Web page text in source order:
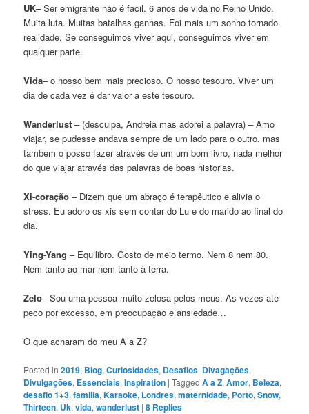
UK– Ser emigrante não é facil. 6 anos de vida no Reino Unido.
Muita luta. Muitas batalhas ganhas. Foi mais um sonho tornado
realidade. Se conseguimos viver aqui, conseguimos viver em
qualquer parte.
Vida– o nosso bem mais precioso. O nosso tesouro. Viver um
dia de cada vez é dar valor a este tesouro.
Wanderlust – (desculpa, Andreia mas adorei a palavra) – Amo
viajar, se pudesse andava sempre de um lado para o outro. mas
tambem o posso fazer através de um um bom livro, nada melhor
do que viajar através das palavras de boas historias.
Xi-coração – Dizem que um abraço é terapêutico e alivia o
stress. Eu adoro os xis sem contar do Lu e do marido ao final do
dia.
Ying-Yang – Equilibro. Gosto de meio termo. Nem 8 nem 80.
Nem tanto ao mar nem tanto à terra.
Zelo– Sou uma pessoa muito zelosa pelos meus. As vezes ate
peco por excesso, em preocupação e ansiedade…
O que acharam do meu A a Z?
Posted in 2019, Blog,Curiosidades, Desafios, Divagaçōes,
Divulgaçōes, Essenciais,Inspiration |Tagged A a Z,Amor, Beleza,
desafio 1+3,familia,Karaoke, Londres,maternidade, Porto,Snow,
Thirteen, Uk,vida,wanderlust |8 Replies